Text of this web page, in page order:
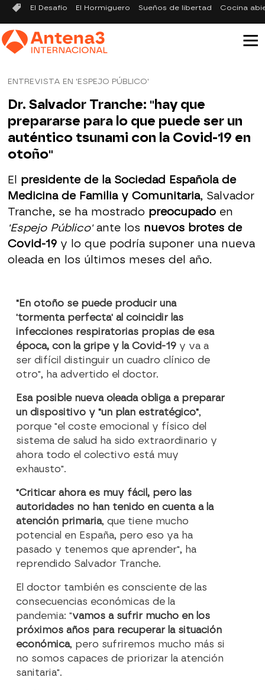
El Desafío El Hormiguero Sueños de libertad Cocina
ENTREVISTA EN 'ESPEJO PÚBLICO'
Dr. Salvador Tranche: "hay que
prepararse para lo que puede ser un
auténtico tsunami con la Covid-19 en
otoño"
El presidente de la Sociedad Española de
Medicina de Familia y Comunitaria, Salvador
Tranche, se ha mostrado preocupadoen
'Espejo Público'ante los nuevos brotes de
Covid-19y lo que podría suponer una nueva
oleada en los últimos meses del año.
"En otoño se puede producir una
'tormenta perfecta' al coincidir las
infecciones respiratorias propias de esa
época, con la gripe y la Covid-19 y va a
ser difícil distinguir un cuadro clínico de
otro", ha advertido el doctor.
Esa posible nueva oleada obliga a preparar
un dispositivo y "un plan estratégico",
porque "el coste emocional y físico del
sistema de salud ha sido extraordinario y
ahora todo el colectivo está muy
exhausto".
"Criticar ahora es muy fácil, pero las
autoridades no han tenido en cuenta a la
atención primaria, que tiene mucho
potencial en España, pero eso ya ha
pasado y tenemos que aprender", ha
reprendido Salvador Tranche.
El doctor también es consciente de las
consecuencias económicas de la
pandemia: "vamos a sufrir mucho en los
próximos años para recuperar la situación
económica, pero sufriremos mucho más si
no somos capaces de priorizar la atención
sanitaria".